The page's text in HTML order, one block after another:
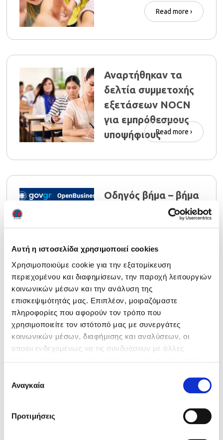
Αυτή η ιστοσελίδα χρησιμοποιεί cookies
Χρησιμοποιούμε cookie για την εξατομίκευση
περιεχομένου και διαφημίσεων, την παροχή λειτουργιών
κοινωνικών μέσων και την ανάλυση της
επισκεψιμότητάς μας. Επιπλέον, μοιραζόμαστε
πληροφορίες που αφορούν τον τρόπο που
χρησιμοποιείτε τον ιστότοπό μας με συνεργάτες
κοινωνικών μέσων, διαφήμισης και αναλύσεων, οι
οποίοι ενδεχομένως να τις συνδυάσουν με άλλες
των υπηρεσιών τους. Ρυθμίστε τις προτιμήσεις των
Μπορείτε να αλλάξετε ή να αποσύρετε τη συναίνεσή
σας ανά πάσα στιγμή, χρησιμοποιώντας τον κατάλληλο
συγκατάθεσης
Αναγκαία
Προτιμήσεις
Read more ›
Αναρτήθηκαν τα
δελτία συμμετοχής
εξετάσεων NOCN
για εμπρόθεσμους
υποψήφιουςRead more ›
Οδηγός βήμα – βήμα
για την “απογραφή”
ΚΞΓ
Read more ›
Εκλογή του
Προέδρου της
ΠΟΙΚΞΓ στο ΔΣ της